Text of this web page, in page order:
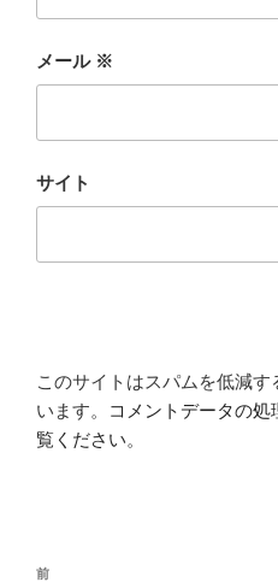
メール ※
サイト
このサイトはスパムを低減
います。
コメントデータの
覧ください。
投
前
前